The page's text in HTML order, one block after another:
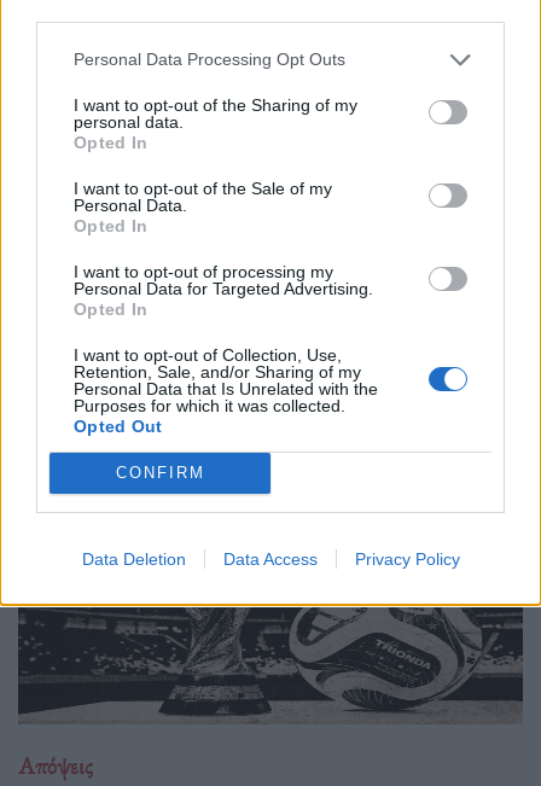
Personal Data Processing Opt Outs
I want to opt-out of the Sharing of my
personal data.
Opted In
I want to opt-out of the Sale of my
Personal Data.
Opted In
I want to opt-out of processing my
Personal Data for Targeted Advertising.
Opted In
I want to opt-out of Collection, Use,
Retention, Sale, and/or Sharing of my
Personal Data that Is Unrelated with the
Purposes for which it was collected.
Opted Out
CONFIRM
Data Deletion Data Access Privacy Policy
Απόψεις
Πολιτιστική στασιμότητα powered by AI:
Tο μέλλον μοιάζει ήδη βαρετό
Νέα έρευνα δείχνει πως όταν η τεχνητή νοημοσύνη τρέφεται
με δικό της περιεχόμενο, καταλήγει να παράγει όλο και πιο
άψυχο, προβλέψιμο και μέτριο υλικό. Με λίγα λόγια, το
internet μετατρέπεται σιγά σιγά
Απόψεις